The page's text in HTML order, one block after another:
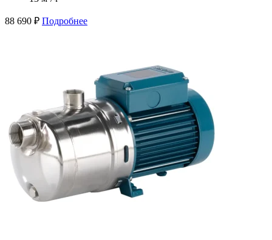
88 690 ₽ Подробнее